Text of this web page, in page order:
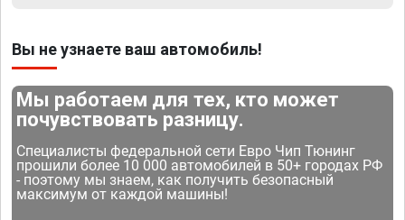
Вы не узнаете ваш автомобиль!
Мы работаем для тех, кто может
почувствовать разницу.
Специалисты федеральной сети Евро Чип Тюнинг
прошили более 10 000 автомобилей в 50+ городах РФ
- поэтому мы знаем, как получить безопасный
максимум от каждой машины!